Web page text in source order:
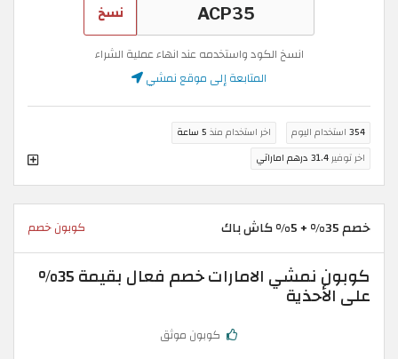
نسخ
انسخ الكود واستخدمه عند انهاء عملية الشراء
المتابعة إلى موقع نمشي
354 استخدام اليوم اخر استخدام منذ 5 ساعة
اخر توفير31.4 درهم اماراتي
خصم 35% + 5% كاش باك كوبون خصم
كوبون نمشي الامارات خصم فعال بقيمة 35%
على الأحذية
كوبون موثق